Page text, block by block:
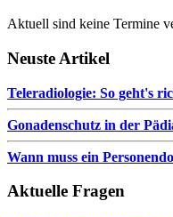
Aktuell sind keine Termine
Neuste Artikel
Teleradiologie: So geht's
Gonadenschutz in der
Wann muss ein
Aktuelle Fragen